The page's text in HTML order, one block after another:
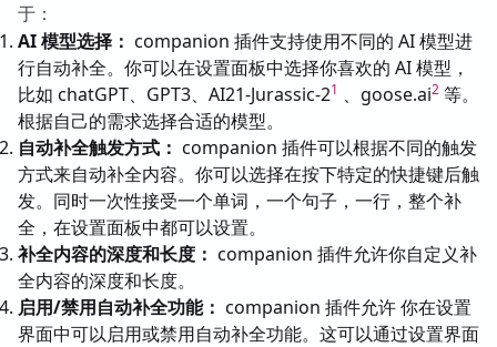
于：
AI 模型选择： companion 插件支持使用不同的 AI 模型进
行自动补全。你可以在设置面板中选择你喜欢的 AI 模型，
比如 chatGPT、GPT3、AI21-Jurassic-21 、goose.ai2 等。
根据自己的需求选择合适的模型。
自动补全触发方式： companion 插件可以根据不同的触发
方式来自动补全内容。你可以选择在按下特定的快捷键后触
发。同时一次性接受一个单词，一个句子，一行，整个补
全，在设置面板中都可以设置。
补全内容的深度和长度： companion 插件允许你自定义补
全内容的深度和长度。
启用/禁用自动补全功能： companion 插件允许 你在设置
界面中可以启用或禁用自动补全功能。这可以通过设置界面